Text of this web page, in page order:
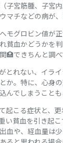
子宮筋腫、子宮
マチなどの病が
モグロビン値が
貧血かどうかを
🏥できちんと調べ
とれない、イラ
か。特に、心身
んでしまうこと
起こる症状と、
い貧血を引き起
血や、経血量は